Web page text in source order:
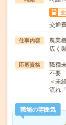
交通
仕事内容
農業
広く
応募資格
職種
不要
＜未
流れ
職場の雰囲気